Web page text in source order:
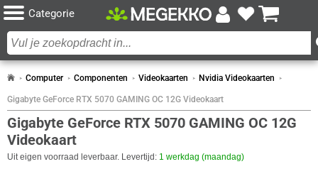
Categorie
Computer Componenten Videokaarten Nvidia Videokaarten
Gigabyte GeForce RTX 5070 GAMING OC 12G Videokaart
Gigabyte GeForce RTX 5070 GAMING OC 12G
Videokaart
Uit eigen voorraad leverbaar. Levertijd: 1 werkdag (maandag)